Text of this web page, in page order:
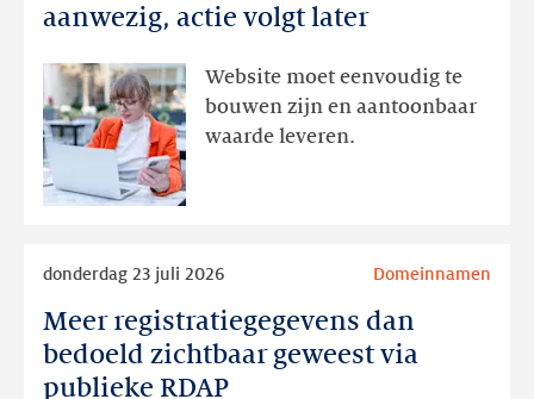
aanwezig, actie volgt later
Website moet eenvoudig te
bouwen zijn en aantoonbaar
waarde leveren.
aanwezig,
actie
volgt
later
Meer registratiegegevens dan
bedoeld zichtbaar geweest via
publieke RDAP
donderdag 23 juli 2026 Domeinnamen
Meer
registratiegegevens